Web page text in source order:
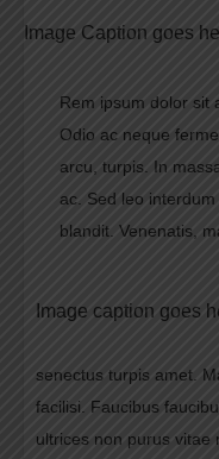
Image Caption goes
Rem ipsum dolor sit
Odio ac neque
arcu, turpis. In
ac. Sed leo
blandit. Venenatis,
Image caption goes
senectus turpis amet.
facilisi. Faucibus
ultrices non purus vitae